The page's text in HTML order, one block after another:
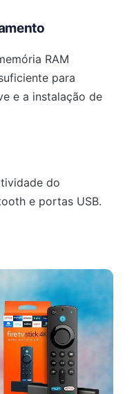
RAM
para
e a instalação de
do
e portas USB.